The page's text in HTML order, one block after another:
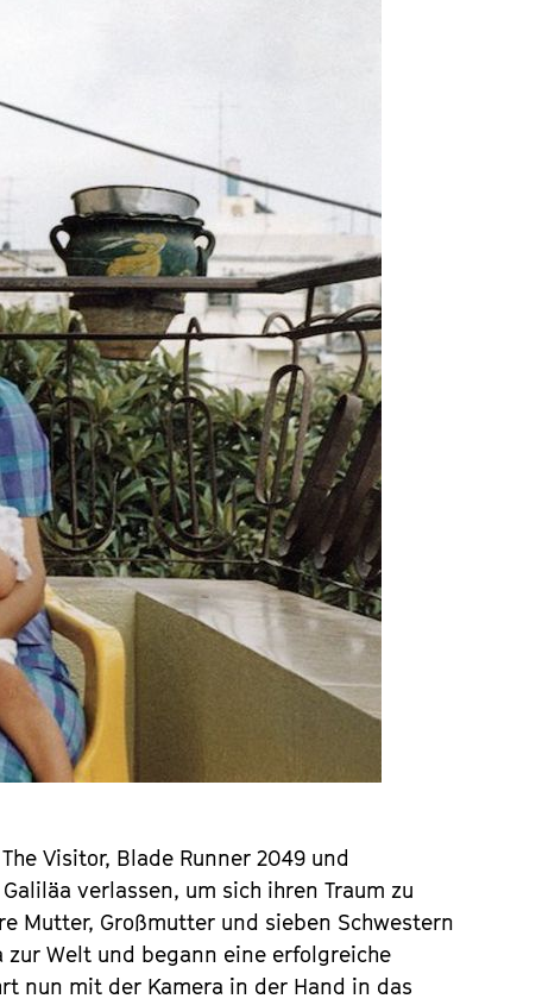
Visitor, Blade Runner 2049 und
verlassen, um sich ihren Traum zu
Mutter, Großmutter und sieben Schwestern
zur Welt und begann eine erfolgreiche
nun mit der Kamera in der Hand in das